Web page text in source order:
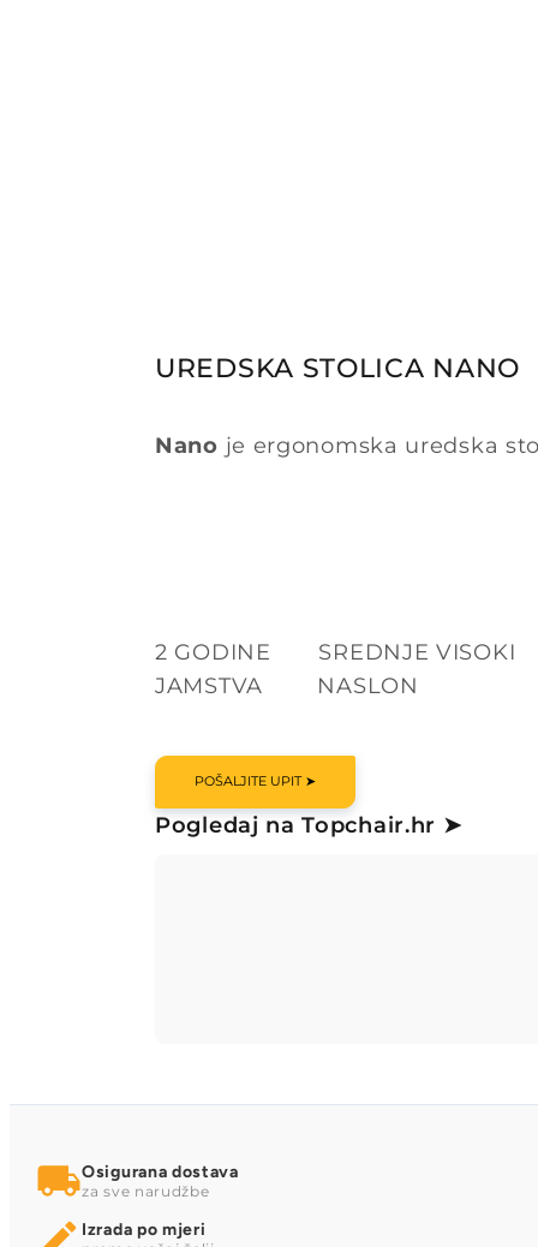
UREDSKA STOLICA NANO
Nano je ergonomska uredska
2 GODINE SREDNJE VISOKI
JAMSTVA NASLON
POŠALJITE UPIT ➤
Pogledaj na Topchair.hr ➤
Osigurana dostava
za sve narudžbe
Izrada po mjeri